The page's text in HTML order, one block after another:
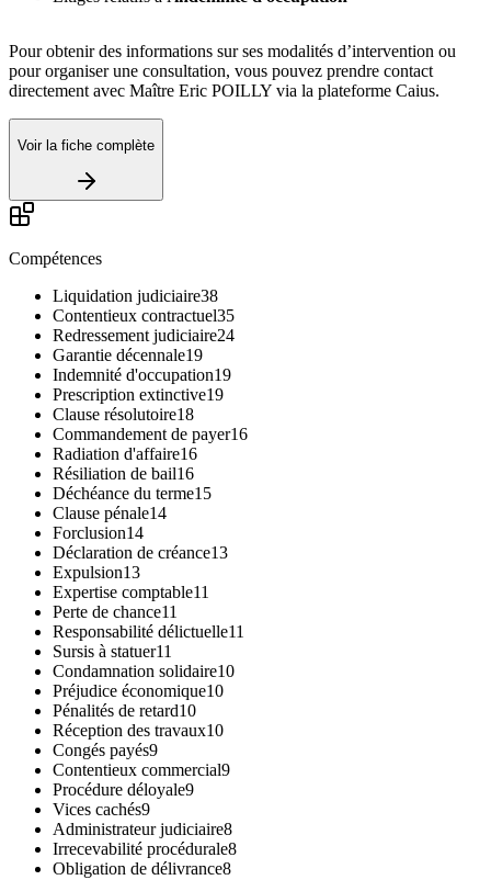
Pour obtenir des informations sur ses modalités d’intervention ou
pour organiser une consultation, vous pouvez prendre contact
directement avec Maître Eric POILLY via la plateforme Caius.
Voir la fiche complète
Compétences
Liquidation judiciaire38
Contentieux contractuel35
Redressement judiciaire24
Garantie décennale19
Indemnité d'occupation19
Prescription extinctive19
Clause résolutoire18
Commandement de payer16
Radiation d'affaire16
Résiliation de bail16
Déchéance du terme15
Clause pénale14
Forclusion14
Déclaration de créance13
Expulsion13
Expertise comptable11
Perte de chance11
Responsabilité délictuelle11
Sursis à statuer11
Condamnation solidaire10
Préjudice économique10
Pénalités de retard10
Réception des travaux10
Congés payés9
Contentieux commercial9
Procédure déloyale9
Vices cachés9
Administrateur judiciaire8
Irrecevabilité procédurale8
Obligation de délivrance8